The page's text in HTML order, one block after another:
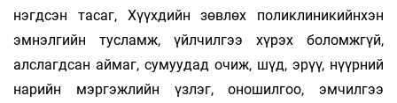
нэгдсэн тасаг, Хүүхдийн зөвлөх поликлиникийнхэн
эмнэлгийн тусламж, үйлчилгээ хүрэх боломжгүй,
алслагдсан аймаг, сумуудад очиж, шүд, эрүү, нүүрний
нарийн мэргэжлийн үзлэг, оношилгоо, эмчилгээ